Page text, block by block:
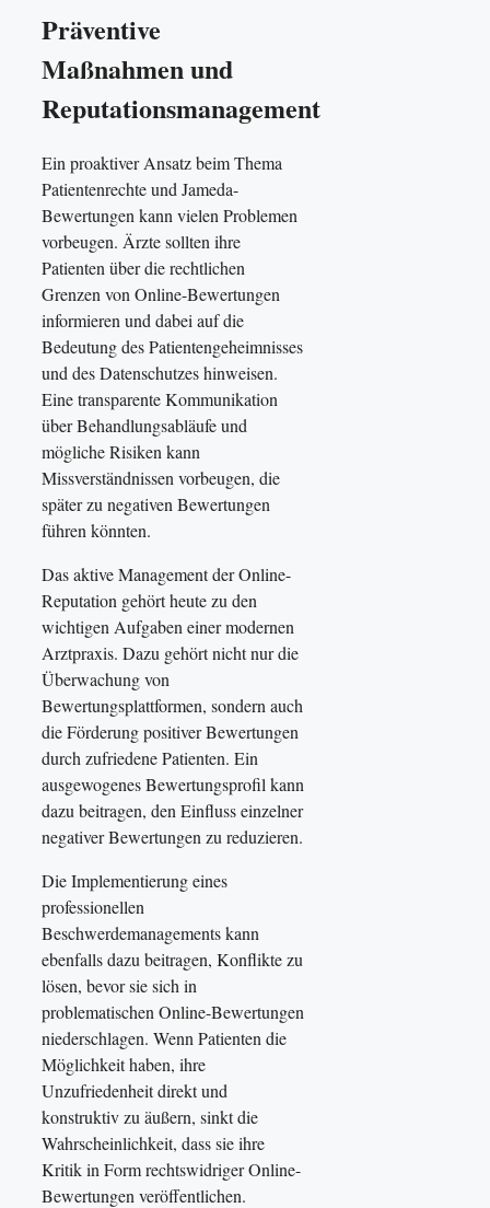
Präventive
Maßnahmen und
Reputationsmanagement
Ein proaktiver Ansatz beim Thema
Patientenrechte und Jameda-
Bewertungen kann vielen Problemen
vorbeugen. Ärzte sollten ihre
Patienten über die rechtlichen
Grenzen von Online-Bewertungen
informieren und dabei auf die
Bedeutung des Patientengeheimnisses
und des Datenschutzes hinweisen.
Eine transparente Kommunikation
über Behandlungsabläufe und
mögliche Risiken kann
Missverständnissen vorbeugen, die
später zu negativen Bewertungen
führen könnten.
Das aktive Management der Online-
Reputation gehört heute zu den
wichtigen Aufgaben einer modernen
Arztpraxis. Dazu gehört nicht nur die
Überwachung von
Bewertungsplattformen, sondern auch
die Förderung positiver Bewertungen
durch zufriedene Patienten. Ein
ausgewogenes Bewertungsprofil kann
dazu beitragen, den Einfluss einzelner
negativer Bewertungen zu reduzieren.
Die Implementierung eines
professionellen
Beschwerdemanagements kann
ebenfalls dazu beitragen, Konflikte zu
lösen, bevor sie sich in
problematischen Online-Bewertungen
niederschlagen. Wenn Patienten die
Möglichkeit haben, ihre
Unzufriedenheit direkt und
konstruktiv zu äußern, sinkt die
Wahrscheinlichkeit, dass sie ihre
Kritik in Form rechtswidriger Online-
Bewertungen veröffentlichen.